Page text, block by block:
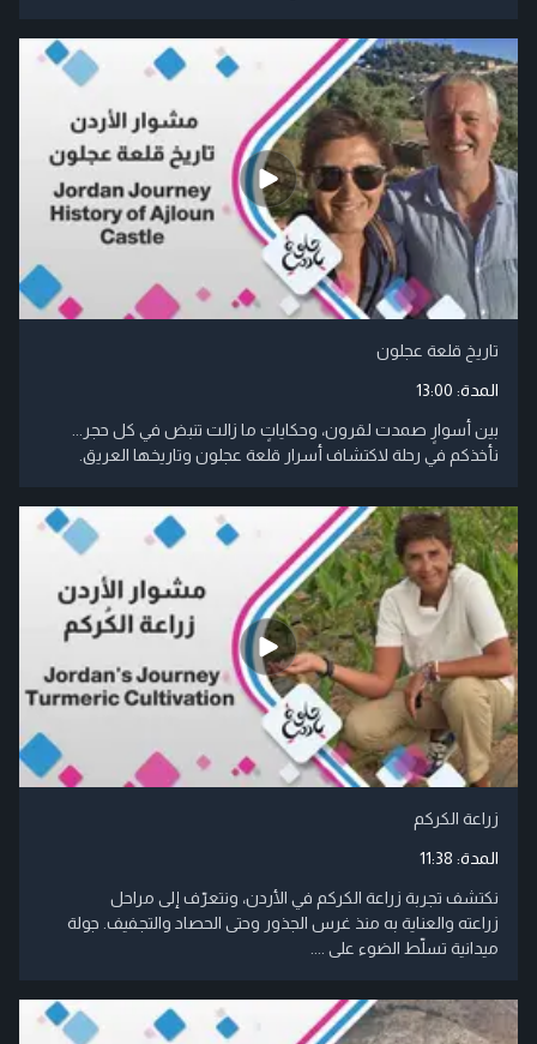
تاريخ قلعة عجلون
المدة: 13:00
بين أسوارٍ صمدت لقرون، وحكاياتٍ ما زالت تنبض في كل حجر...
نأخذكم في رحلة لاكتشاف أسرار قلعة عجلون وتاريخها العريق.
زراعة الكركم
المدة: 11:38
نكتشف تجربة زراعة الكركم في الأردن، ونتعرّف إلى مراحل
زراعته والعناية به منذ غرس الجذور وحتى الحصاد والتجفيف. جولة
ميدانية تسلّط الضوء على ....